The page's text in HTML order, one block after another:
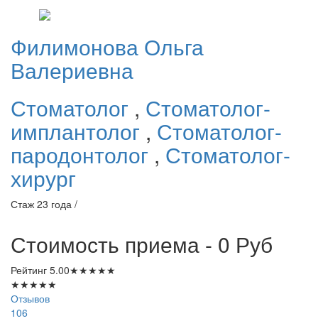
Филимонова Ольга
Валериевна
Стоматолог , Стоматолог-
имплантолог , Стоматолог-
пародонтолог , Стоматолог-
хирург
Стаж 23 года /
Стоимость приема - 0 Руб
Рейтинг 5.00★★★★★
★★★★★
Отзывов
106